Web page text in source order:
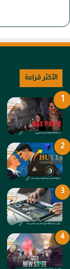
الأكثر قراءة